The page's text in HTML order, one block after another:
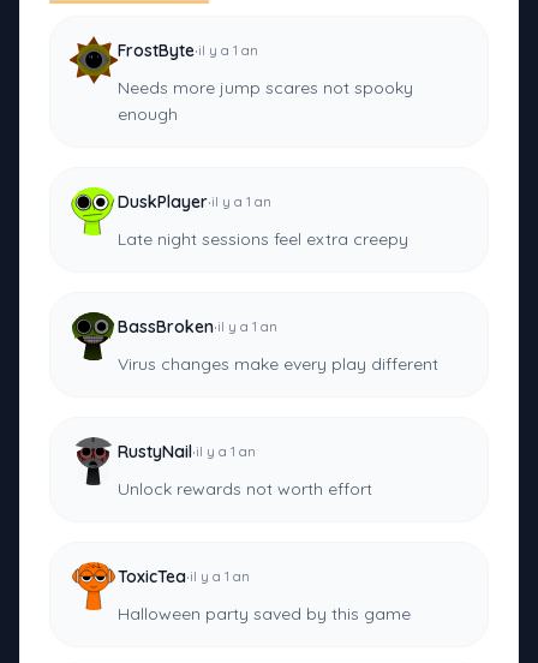
FrostByte·il y a 1 an
Needs more jump scares not spooky
enough
DuskPlayer·il y a 1 an
Late night sessions feel extra creepy
BassBroken·il y a 1 an
Virus changes make every play different
RustyNail·il y a 1 an
Unlock rewards not worth effort
ToxicTea·il y a 1 an
Halloween party saved by this game